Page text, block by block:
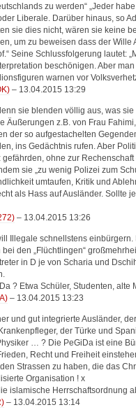
zu werden“ „Jeder
Liberale. Darüber hinaus, so
sie dies nicht, wären sie keine
um zu beweisen dass der
Seine Schlussfolgerung lautet:
beschönigen. Aber
warnen vor
) – 13.04.2015 13:29
sie blenden völlig aus, was
Äußerungen z.B. von Frau
der so aufgestachelten
ins Gedächtnis rufen. Aber
ohne zur
sie „zu wenig Polizei zum
umtaufen, Kritik und
als Hass auf Ausländer. Sollte
) – 13.04.2015 13:26
Illegale schnellstens
bei den „Flüchtlingen“
in D je von Scharia und
? Etwa Schüler, Studenten,
) – 13.04.2015 13:23
und gut integrierte Ausländer,
der Türke und
… ? Die PeGiDa ist eine
Recht und Freiheit
Strassen zu haben, die das
Organisation ! x
islamische Herrschaftsordnung
) – 13.04.2015 13:14